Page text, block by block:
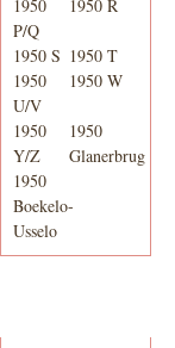
1950
P/Q
1950 R
1950 S 1950 T
1950
U/V
1950 W
1950
Y/Z
1950
Glanerbrug
1950
Boekelo-
Usselo